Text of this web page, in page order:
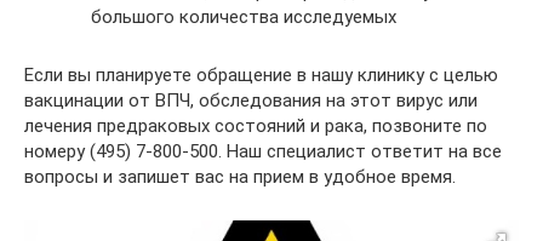
большого количества исследуемых
Если вы планируете обращение в нашу клинику с целью
вакцинации от ВПЧ, обследования на этот вирус или
лечения предраковых состояний и рака, позвоните по
номеру (495) 7-800-500. Наш специалист ответит на все
вопросы и запишет вас на прием в удобное время.